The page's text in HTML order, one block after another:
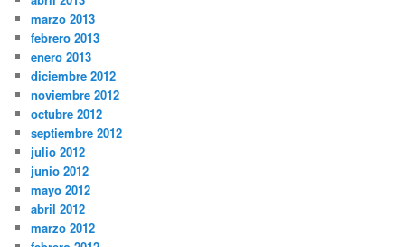
marzo 2013
febrero 2013
enero 2013
diciembre 2012
noviembre 2012
octubre 2012
septiembre 2012
julio 2012
junio 2012
mayo 2012
abril 2012
marzo 2012